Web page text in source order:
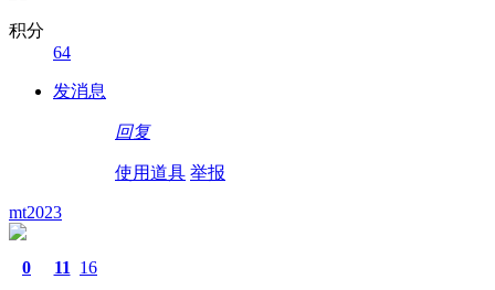
积分
64
发消息
回复
使用道具 举报
mt2023
0 11 16